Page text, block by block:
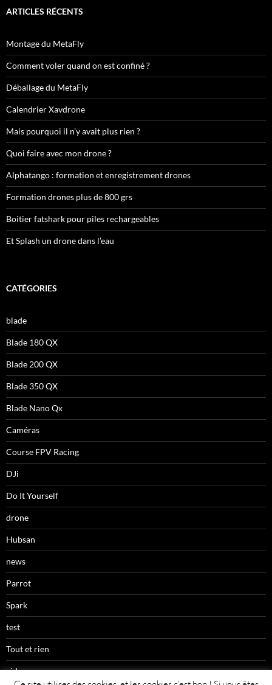
ARTICLES RÉCENTS
Montage du MetaFly
Comment voler quand on est confiné ?
Déballage du MetaFly
Calendrier Xavdrone
Mais pourquoi il n’y avait plus rien ?
Quoi faire avec mon drone ?
Alphatango : formation et enregistrement drones
Formation drones plus de 800 grs
Boitier fatshark pour piles rechargeables
Et Splash un drone dans l’eau
CATÉGORIES
blade
Blade 180 QX
Blade 200 QX
Blade 350 QX
Blade Nano Qx
Caméras
Course FPV Racing
DJi
Do It Yourself
drone
Hubsan
news
Parrot
Spark
test
Tout et rien
videos